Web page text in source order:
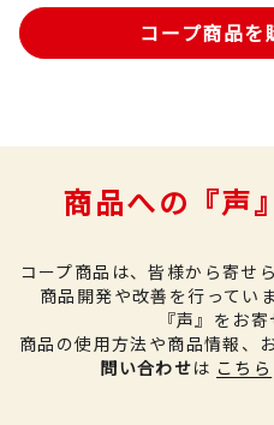
コープ商品を
商品への『声
コープ商品は、皆様から寄せ
商品開発や改善を行っていま
『声』をお
商品の使用方法や商品情報、
問い合わせは こちら